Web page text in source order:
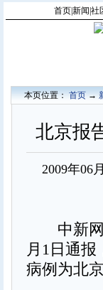
首页|新闻 社
本页位置：首页→
北京报
2009年06
中新网6
月1日通
病例为北